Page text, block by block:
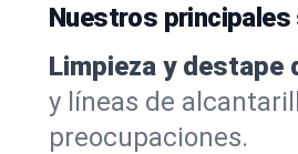
Nuestros principales
Limpieza y destape
y líneas de
preocupaciones.